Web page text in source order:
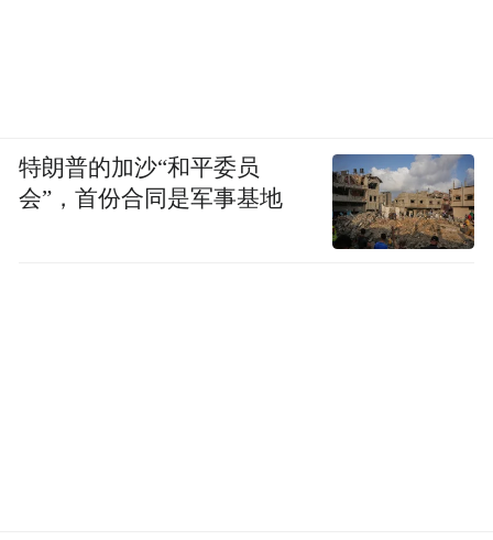
特朗普的加沙“和平委员
会”，首份合同是军事基地